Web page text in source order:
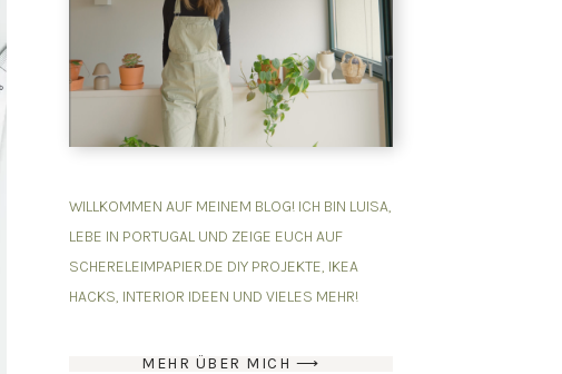
WILLKOMMEN AUF MEINEM BLOG! ICH BIN LUISA,
LEBE IN PORTUGAL UND ZEIGE EUCH AUF
SCHERELEIMPAPIER.DE DIY PROJEKTE, IKEA
HACKS, INTERIOR IDEEN UND VIELES MEHR!
MEHR ÜBER MICH ⟶